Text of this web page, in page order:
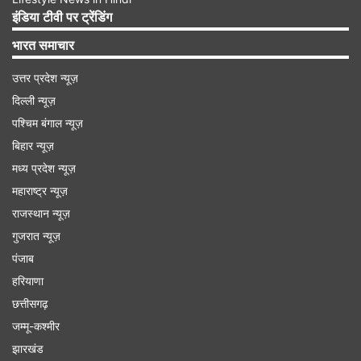
तीसरा स्टेप-
दें। एक पैन या कड़ाही लें और उसमें तेल या घी गर्म करें।
मालपुआ बनाने के लिए फ्लेट कड़ाही अच्छी होती है। जब तेल
गर्म हो जाए तो चमचा या किसी छोटी कटोरी की मदद से घोल
के तेल में डालें। घोल डालते ही फैल जाएगा और मलापुआ की
इंडिया टीवी पर ट्रेंडिंग
भारत समाचार
उत्तर प्रदेश न्यूज़
दिल्ली न्यूज़
पश्चिम बंगाल न्यूज़
बिहार न्यूज़
मध्य प्रदेश न्यूज़
महाराष्ट्र न्यूज़
राजस्थान न्यूज़
गुजरात न्यूज़
पंजाब
हरियाणा
छत्तीसगढ़
जम्मू-कश्मीर
झारखंड